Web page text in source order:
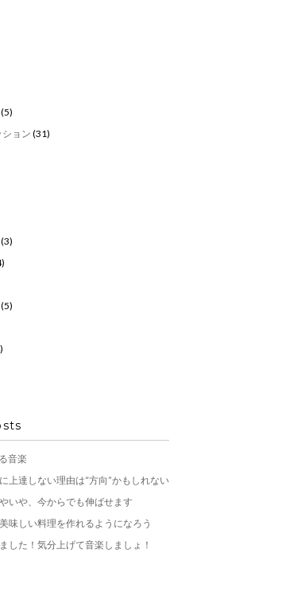
(5)
ション (31)
(3)
(5)
音楽
上達しない理由は“方向”かもしれない
いや、今からでも伸ばせます
味しい料理を作れるようになろう
した！気分上げて音楽しましょ！